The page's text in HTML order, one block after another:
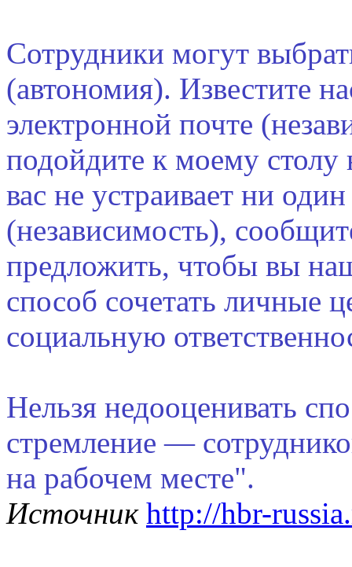
Сотрудники могут
(автономия). Известите
электронной почте
подойдите к моему столу
вас не устраивает ни
(независимость),
предложить, чтобы вы
способ сочетать личные
социальную
Нельзя недооценивать
стремление —
на рабочем месте".
Источник http://hbr-